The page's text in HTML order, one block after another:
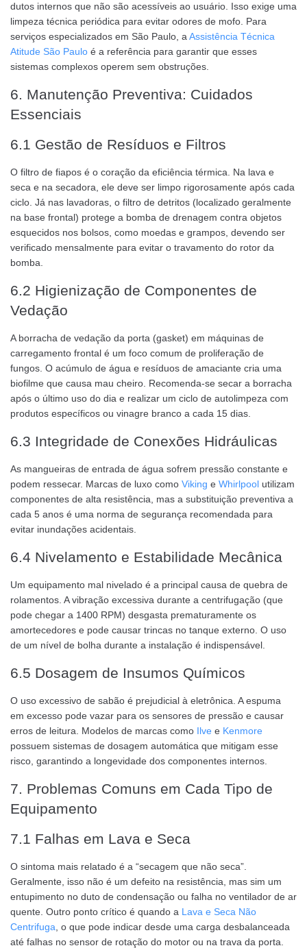
dutos internos que não são acessíveis ao usuário. Isso exige uma
limpeza técnica periódica para evitar odores de mofo. Para
serviços especializados em São Paulo, aAssistência Técnica
Atitude São Paulo é a referência para garantir que esses
sistemas complexos operem sem obstruções.
6. Manutenção Preventiva: Cuidados
Essenciais
6.1 Gestão de Resíduos e Filtros
O filtro de fiapos é o coração da eficiência térmica. Na lava e
seca e na secadora, ele deve ser limpo rigorosamente após cada
ciclo. Já nas lavadoras, o filtro de detritos (localizado geralmente
na base frontal) protege a bomba de drenagem contra objetos
esquecidos nos bolsos, como moedas e grampos, devendo ser
verificado mensalmente para evitar o travamento do rotor da
bomba.
6.2 Higienização de Componentes de
Vedação
A borracha de vedação da porta (gasket) em máquinas de
carregamento frontal é um foco comum de proliferação de
fungos. O acúmulo de água e resíduos de amaciante cria uma
biofilme que causa mau cheiro. Recomenda-se secar a borracha
após o último uso do dia e realizar um ciclo de autolimpeza com
produtos específicos ou vinagre branco a cada 15 dias.
6.3 Integridade de Conexões Hidráulicas
As mangueiras de entrada de água sofrem pressão constante e
podem ressecar. Marcas de luxo como Viking e Whirlpool utilizam
componentes de alta resistência, mas a substituição preventiva a
cada 5 anos é uma norma de segurança recomendada para
evitar inundações acidentais.
6.4 Nivelamento e Estabilidade Mecânica
Um equipamento mal nivelado é a principal causa de quebra de
rolamentos. A vibração excessiva durante a centrifugação (que
pode chegar a 1400 RPM) desgasta prematuramente os
amortecedores e pode causar trincas no tanque externo. O uso
de um nível de bolha durante a instalação é indispensável.
6.5 Dosagem de Insumos Químicos
O uso excessivo de sabão é prejudicial à eletrônica. A espuma
em excesso pode vazar para os sensores de pressão e causar
erros de leitura. Modelos de marcas como Ilve e Kenmore
possuem sistemas de dosagem automática que mitigam esse
risco, garantindo a longevidade dos componentes internos.
7. Problemas Comuns em Cada Tipo de
Equipamento
7.1 Falhas em Lava e Seca
O sintoma mais relatado é a “secagem que não seca”.
Geralmente, isso não é um defeito na resistência, mas sim um
entupimento no duto de condensação ou falha no ventilador de ar
quente. Outro ponto crítico é quando a Lava e Seca Não
Centrifuga, o que pode indicar desde uma carga desbalanceada
até falhas no sensor de rotação do motor ou na trava da porta.